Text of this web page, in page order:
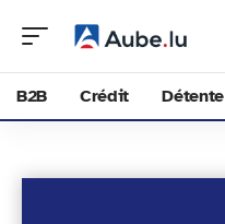
B2B Crédit Détente